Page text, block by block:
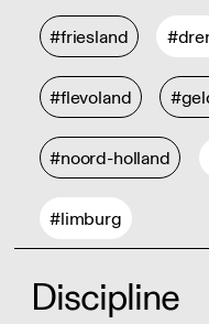
#friesland
#flevoland
#noord-holland
#limburg
Discipline